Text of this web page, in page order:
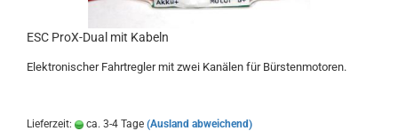
ESC ProX-Dual mit Kabeln
Elektronischer Fahrtregler mit zwei Kanälen für Bürstenmotoren.
Lieferzeit: ca. 3-4 Tage (Ausland abweichend)